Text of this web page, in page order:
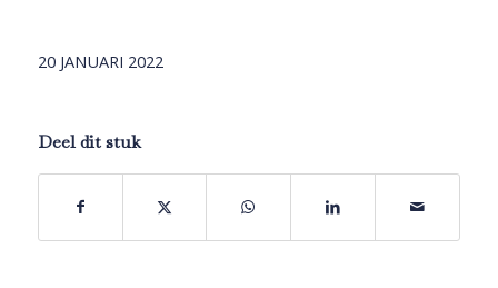
20 JANUARI 2022
Deel dit stuk